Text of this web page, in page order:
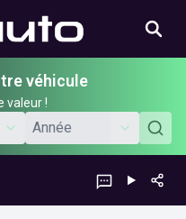
véhicule
valeur !